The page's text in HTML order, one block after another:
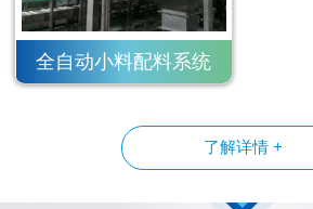
全自动小料配料系统
了解详情 +